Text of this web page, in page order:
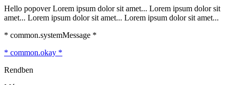
Hello popover Lorem ipsum dolor sit amet... Lorem ipsum dolor sit
amet... Lorem ipsum dolor sit amet... Lorem ipsum dolor sit amet...
* common.systemMessage *
* common.okay *
Rendben